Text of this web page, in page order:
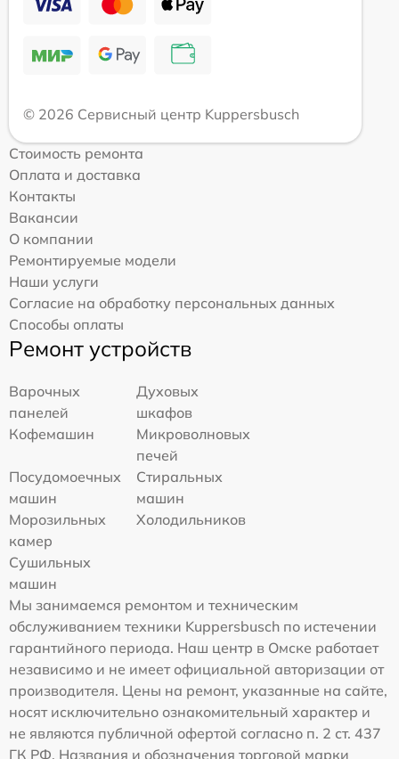
© 2026 Сервисный центр Kuppersbusch
Стоимость ремонта
Оплата и доставка
Контакты
Вакансии
О компании
Ремонтируемые модели
Наши услуги
Согласие на обработку персональных данных
Способы оплаты
Ремонт устройств
Варочных
панелей
Духовых
шкафов
Кофемашин
Микроволновых
печей
Посудомоечных
машин
Стиральных
машин
Морозильных
камер
Холодильников
Сушильных
машин
Мы занимаемся ремонтом и техническим
обслуживанием техники Kuppersbusch по истечении
гарантийного периода. Наш центр в Омске работает
независимо и не имеет официальной авторизации от
производителя. Цены на ремонт, указанные на сайте,
носят исключительно ознакомительный характер и
не являются публичной офертой согласно п. 2 ст. 437
ГК РФ. Названия и обозначения торговой марки